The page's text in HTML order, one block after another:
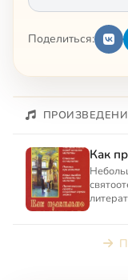
Поделиться:
Как